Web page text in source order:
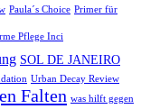
Paula´s Choice Primer für
Pflege Inci
SOL DE JANEIRO
Urban Decay Review
Falten was hilft gegen